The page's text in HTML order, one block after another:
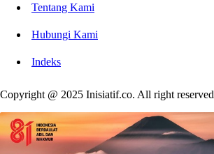
Tentang Kami
Hubungi Kami
Indeks
Copyright @ 2025 Inisiatif.co. All right reserved